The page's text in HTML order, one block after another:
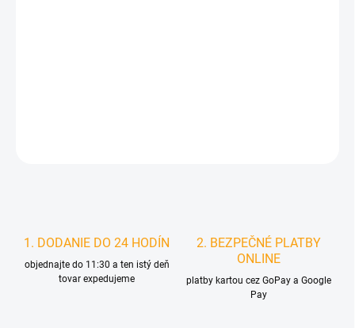
1. DODANIE DO 24 HODÍN
objednajte do 11:30 a ten istý deň
tovar expedujeme
2. BEZPEČNÉ PLATBY
ONLINE
platby kartou cez GoPay a Google
Pay